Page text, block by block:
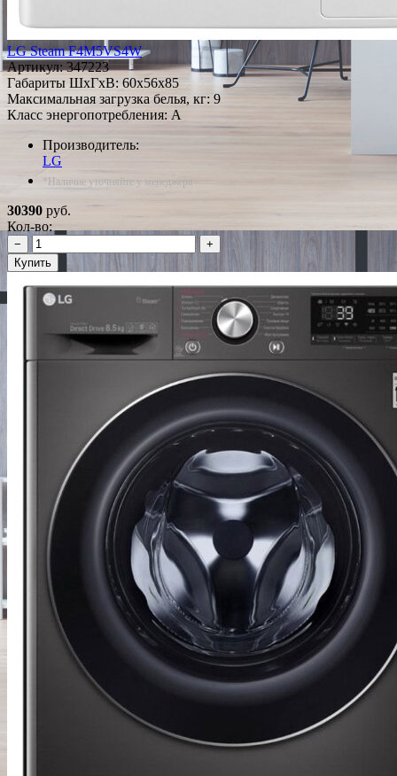
LG Steam F4M5VS4W
Артикул:347223
Габариты ШxГxВ: 60x56x85
Максимальная загрузка белья, кг: 9
Класс энергопотребления: A
Производитель:
LG
*Наличие уточняйте у менеджера
30390 руб.
Кол-во:
−
+
Купить